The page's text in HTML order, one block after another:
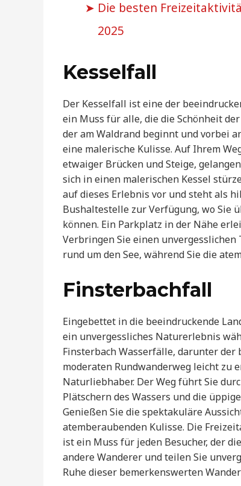
Die besten
2025
Kesselfall
Der Kesselfall ist eine der
ein Muss für alle, die die Schönheit
der am Waldrand beginnt und vorbei
eine malerische Kulisse. Auf Ihrem
etwaiger Brücken und Steige,
sich in einen malerischen Kessel
auf dieses Erlebnis vor und steht als
Bushaltestelle zur Verfügung, wo
können. Ein Parkplatz in der Nähe
Verbringen Sie einen
rund um den See, während Sie die
Finsterbachfall
Eingebettet in die beeindruckende
ein unvergessliches Naturerlebnis
Finsterbach Wasserfälle, darunter
moderaten Rundwanderweg leicht zu
Naturliebhaber. Der Weg führt Sie
Plätschern des Wassers und die
Genießen Sie die spektakuläre
atemberaubenden Kulisse. Die
ist ein Muss für jeden Besucher, der
andere Wanderer und teilen Sie
Ruhe dieser bemerkenswerten